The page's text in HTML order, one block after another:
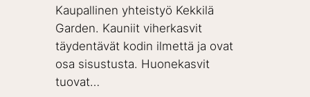
Kaupallinen yhteistyö Kekkilä
Garden. Kauniit viherkasvit
täydentävät kodin ilmettä ja ovat
osa sisustusta. Huonekasvit
tuovat…